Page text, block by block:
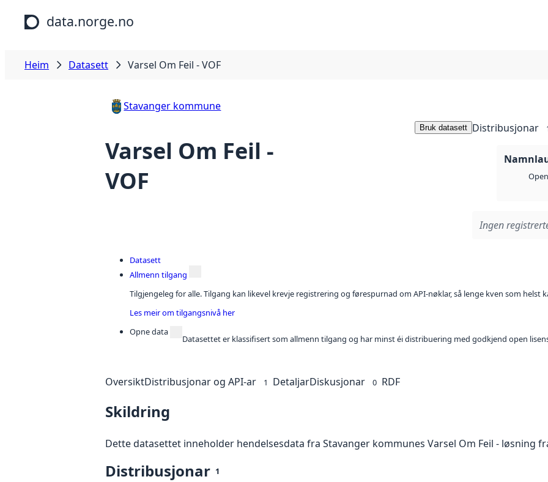
Hopp til hovudinnhald
data.norge.no
Heim Datasett Varsel Om Feil - VOF
Stavanger kommune
Varsel Om Feil -
VOF
Bruk datasett Distribusjonar
Ingen
Datasett
Allmenn tilgang
Tilgjengeleg for alle. Tilgang kan likevel krevje registrering og førespurnad om API-nøklar, så lenge kven som helst
Les meir om tilgangsnivå her
Opne data
Datasettet er klassifisert som allmenn tilgang og har minst éi distribuering med godkjend open
OversiktDistribusjonar og API-ar 1 DetaljarDiskusjonar 0 RDF
Skildring
Dette datasettet inneholder hendelsesdata fra Stavanger kommunes Varsel Om Feil - løsning
Distribusjonar 1